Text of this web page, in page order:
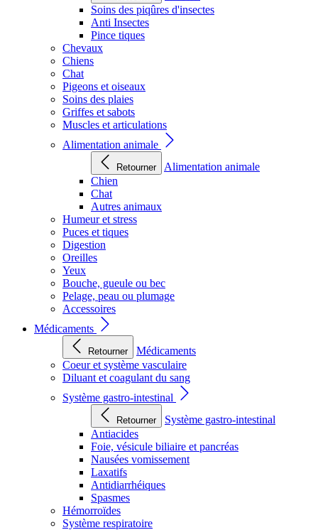
Soins des piqûres d'insectes
Anti Insectes
Pince tiques
Chevaux
Chiens
Chat
Pigeons et oiseaux
Soins des plaies
Griffes et sabots
Muscles et articulations
Alimentation animale
Retourner
Alimentation animale
Chien
Chat
Autres animaux
Humeur et stress
Puces et tiques
Digestion
Oreilles
Yeux
Bouche, gueule ou bec
Pelage, peau ou plumage
Accessoires
Médicaments
Retourner
Médicaments
Coeur et système vasculaire
Diluant et coagulant du sang
Système gastro-intestinal
Retourner
Système gastro-intestinal
Antiacides
Foie, vésicule biliaire et pancréas
Nausées vomissement
Laxatifs
Antidiarrhéiques
Spasmes
Hémorroïdes
Système respiratoire